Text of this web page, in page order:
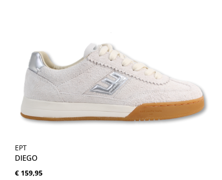
EPT
DIEGO
Normale prijs:
€ 159,95